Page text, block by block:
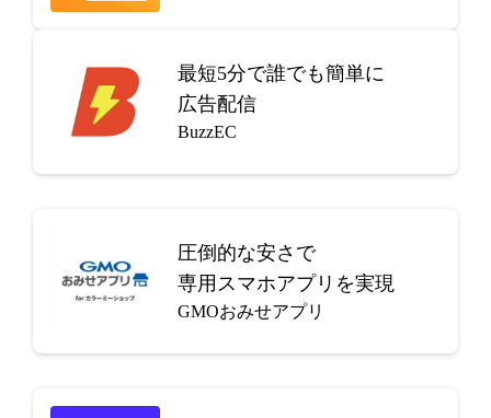
最短5分で誰でも簡単に
広告配信
BuzzEC
圧倒的な安さで
専用スマホアプリを実現
GMOおみせアプリ